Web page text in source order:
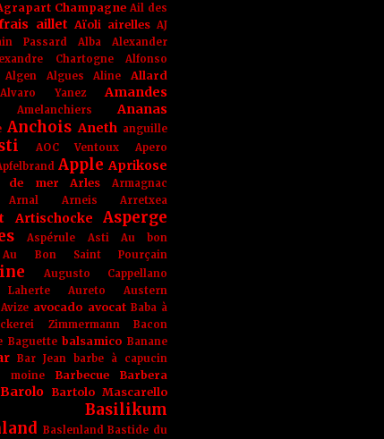
Champagne Ail des
aillet Aïoli airelles AJ
Passard Alba
Alexander
Chartogne
Alfonso
Algen Algues Aline
Allard
Alvaro Yanez Amandes
Amelanchiers Ananas
Anchois Aneth anguille
AOC Ventoux Apero
Apple Aprikose
de mer Arles
Armagnac
Arneis Arretxea
Artischocke
Asperge
Aspérule Asti
Au bon
Au Bon Saint Pourçain
Augusto Cappellano
Aureto
Austern
Avize avocado avocat Baba à
Zimmermann
Bacon
Baguette balsamico Banane
Bar Jean
barbe à capucin
moine
Barbecue Barbera
Barolo Bartolo Mascarello
Basilikum
Baslenland Bastide du